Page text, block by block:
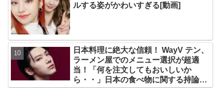
ルする姿がかわいすぎる[動画]
日本料理に絶大な信頼！ WayV テン、
ラーメン屋でのメニュー選択が超適
当！「何を注文してもおいしいか
ら・・」日本の食べ物に関する持論を
明かす